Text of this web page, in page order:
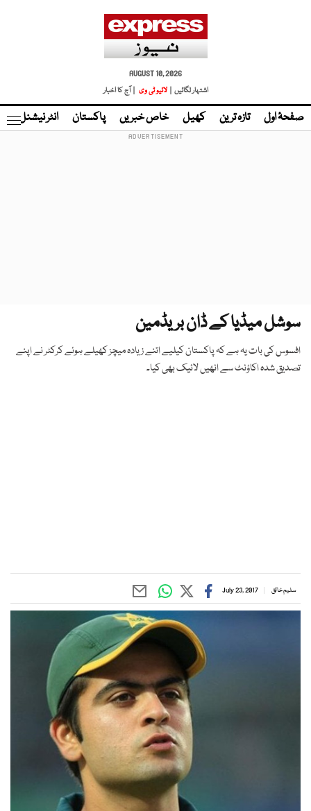
AUGUST 10, 2026
اشتہار لگائیں |
لائیو ٹی وی | آج کا اخبار
صفحۂ اول تازہ ترین کھیل خاص خبریں پاکستان انٹر نیشنل
سوشل میڈیا کے ڈان بریڈمین
افسوس کی بات یہ ہے کہ پاکستان کیلیے اتنے زیادہ میچز کھیلے ہوئے کرکٹر نے اپنے
تصدیق شدہ اکاؤنٹ سے انھیں لائیک بھی کیا۔
سلیم خالق July 23, 2017